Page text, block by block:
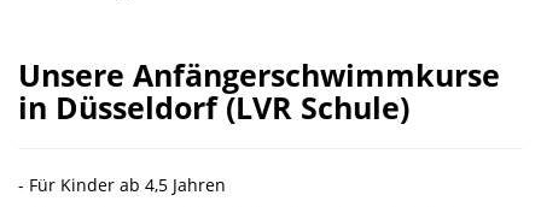
Unsere Anfängerschwimmkurse
in Düsseldorf (LVR Schule)
- Für Kinder ab 4,5 Jahren